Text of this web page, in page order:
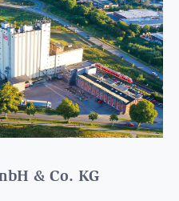
& Co. KG